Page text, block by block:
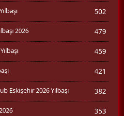
502
2026 479
459
421
Eskişehir 2026 Yılbaşı 382
353